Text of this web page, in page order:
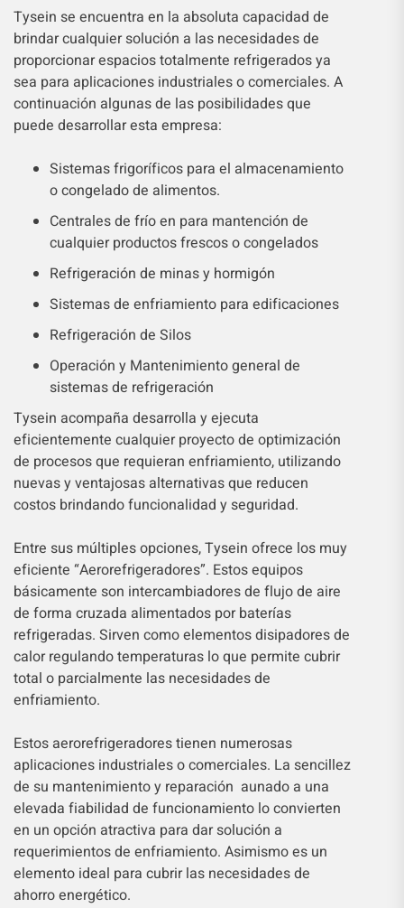
Tysein se encuentra en la absoluta capacidad de
brindar cualquier solución a las necesidades de
proporcionar espacios totalmente refrigerados ya
sea para aplicaciones industriales o comerciales. A
continuación algunas de las posibilidades que
puede desarrollar esta empresa:
Sistemas frigoríficos para el almacenamiento
o congelado de alimentos.
Centrales de frío en para mantención de
cualquier productos frescos o congelados
Refrigeración de minas y hormigón
Sistemas de enfriamiento para edificaciones
Refrigeración de Silos
Operación y Mantenimiento general de
sistemas de refrigeración
Tysein acompaña desarrolla y ejecuta
eficientemente cualquier proyecto de optimización
de procesos que requieran enfriamiento, utilizando
nuevas y ventajosas alternativas que reducen
costos brindando funcionalidad y seguridad.
Entre sus múltiples opciones, Tysein ofrece los muy
eficiente “Aerorefrigeradores”. Estos equipos
básicamente son intercambiadores de flujo de aire
de forma cruzada alimentados por baterías
refrigeradas. Sirven como elementos disipadores de
calor regulando temperaturas lo que permite cubrir
total o parcialmente las necesidades de
enfriamiento.
Estos aerorefrigeradores tienen numerosas
aplicaciones industriales o comerciales. La sencillez
de su mantenimiento y reparación aunado a una
elevada fiabilidad de funcionamiento lo convierten
en un opción atractiva para dar solución a
requerimientos de enfriamiento. Asimismo es un
elemento ideal para cubrir las necesidades de
ahorro energético.